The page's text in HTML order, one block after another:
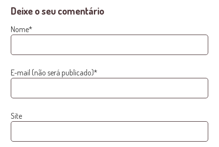
Deixe o seu comentário
Nome*
E-mail (não será publicado)*
Site